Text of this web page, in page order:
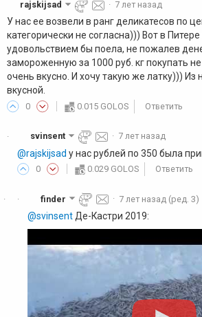
rajskijsad · 7 лет назад
У нас ее возвели в ранг деликатесов по
категорически не согласна))) Вот в
удовольствием бы поела, не пожалев
замороженную за 1000 руб. кг покупать
очень вкусно. И хочу такую же латку)))
вкусной.
0 0.015 GOLOS Ответить
· svinsent · 7 лет назад
@rajskijsad у нас рублей по 350 была
0 0.029 GOLOS Ответить
·
· finder · 7 лет назад (ред. 3)
@svinsent Де-Кастри 2019: